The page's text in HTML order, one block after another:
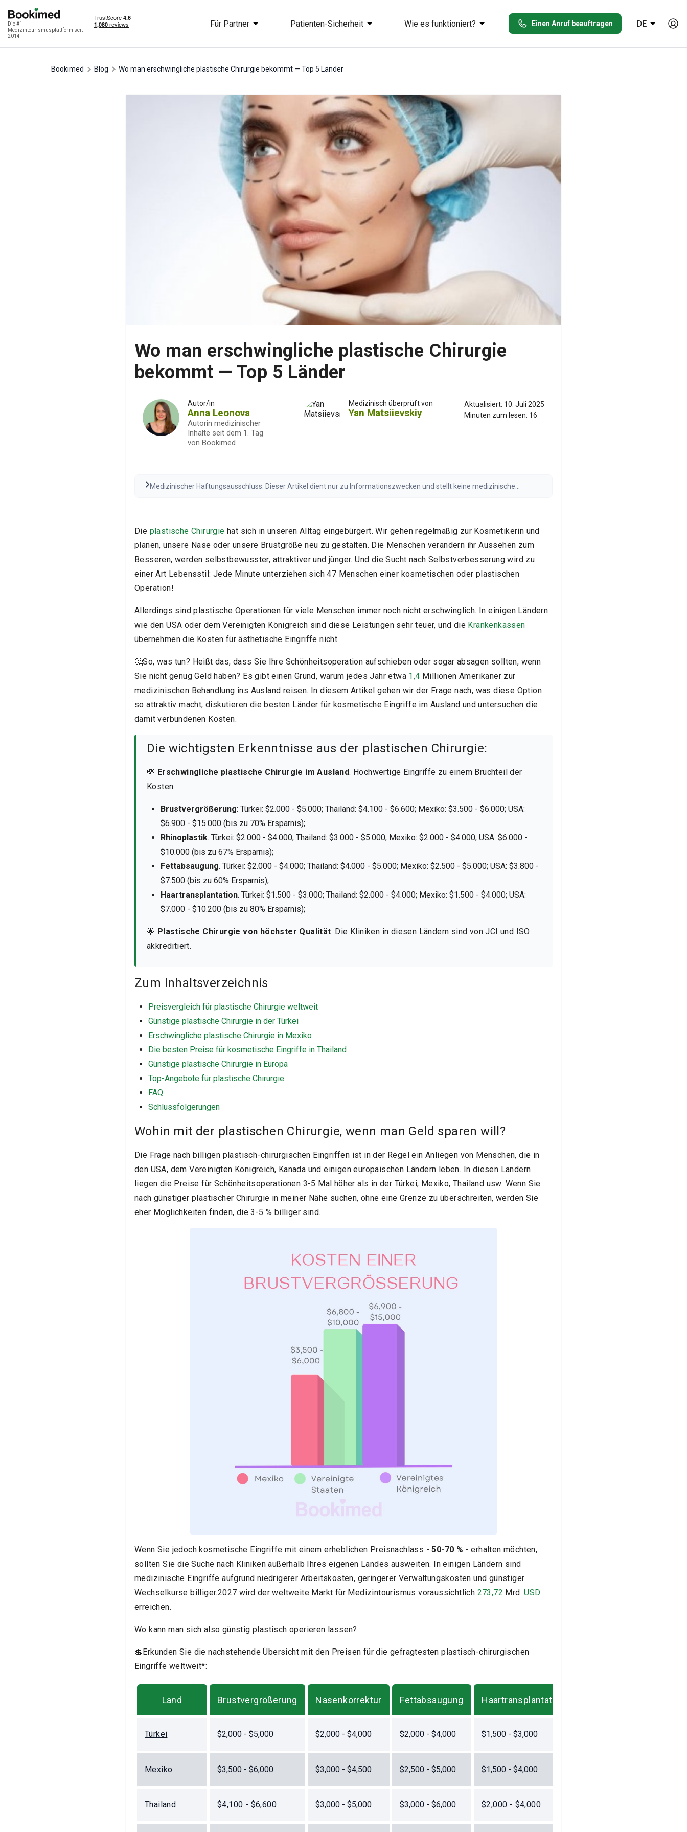
Die #1
Medizintourismusplattform seit
2014
Für Partner Patienten-Sicherheit Wie es funktioniert? Einen Anruf beauftragen DE
Bookimed Blog Wo man erschwingliche plastische Chirurgie bekommt — Top 5 Länder
Wo man erschwingliche plastische Chirurgie
bekommt — Top 5 Länder
Autor/in
Anna Leonova
Autorin medizinischer
Inhalte seit dem 1. Tag
von Bookimed
Medizinisch überprüft von
Yan Matsiievskiy
Aktualisiert: 10. Juli 2025
Minuten zum lesen: 16
Medizinischer Haftungsausschluss: Dieser Artikel dient nur zu Informationszwecken und stellt keine medizinische
Die plastische Chirurgie hat sich in unseren Alltag eingebürgert. Wir gehen regelmäßig zur Kosmetikerin und
planen, unsere Nase oder unsere Brustgröße neu zu gestalten. Die Menschen verändern ihr Aussehen zum
Besseren, werden selbstbewusster, attraktiver und jünger. Und die Sucht nach Selbstverbesserung wird zu
einer Art Lebensstil: Jede Minute unterziehen sich 47 Menschen einer kosmetischen oder plastischen
Operation!
Allerdings sind plastische Operationen für viele Menschen immer noch nicht erschwinglich. In einigen Ländern
wie den USA oder dem Vereinigten Königreich sind diese Leistungen sehr teuer, und die Krankenkassen
übernehmen die Kosten für ästhetische Eingriffe nicht.
🤔So, was tun? Heißt das, dass Sie Ihre Schönheitsoperation aufschieben oder sogar absagen sollten, wenn
Sie nicht genug Geld haben? Es gibt einen Grund, warum jedes Jahr etwa 1,4 Millionen Amerikaner zur
medizinischen Behandlung ins Ausland reisen. In diesem Artikel gehen wir der Frage nach, was diese Option
so attraktiv macht, diskutieren die besten Länder für kosmetische Eingriffe im Ausland und untersuchen die
damit verbundenen Kosten.
Die wichtigsten Erkenntnisse aus der plastischen Chirurgie:
💸 Erschwingliche plastische Chirurgie im Ausland. Hochwertige Eingriffe zu einem Bruchteil der
Kosten.
Brustvergrößerung: Türkei: $2.000 - $5.000; Thailand: $4.100 - $6.600; Mexiko: $3.500 - $6.000; USA:
$6.900 - $15.000 (bis zu 70% Ersparnis);
Rhinoplastik. Türkei: $2.000 - $4.000; Thailand: $3.000 - $5.000; Mexiko: $2.000 - $4.000; USA: $6.000 -
$10.000 (bis zu 67% Ersparnis);
Fettabsaugung. Türkei: $2.000 - $4.000; Thailand: $4.000 - $5.000; Mexiko: $2.500 - $5.000; USA: $3.800 -
$7.500 (bis zu 60% Ersparnis);
Haartransplantation. Türkei: $1.500 - $3.000; Thailand: $2.000 - $4.000; Mexiko: $1.500 - $4.000; USA:
$7.000 - $10.200 (bis zu 80% Ersparnis);
🌟 Plastische Chirurgie von höchster Qualität. Die Kliniken in diesen Ländern sind von JCI und ISO
akkreditiert.
Zum Inhaltsverzeichnis
Preisvergleich für plastische Chirurgie weltweit
Günstige plastische Chirurgie in der Türkei
Erschwingliche plastische Chirurgie in Mexiko
Die besten Preise für kosmetische Eingriffe in Thailand
Günstige plastische Chirurgie in Europa
Top-Angebote für plastische Chirurgie
FAQ
Schlussfolgerungen
Wohin mit der plastischen Chirurgie, wenn man Geld sparen will?
Die Frage nach billigen plastisch-chirurgischen Eingriffen ist in der Regel ein Anliegen von Menschen, die in
den USA, dem Vereinigten Königreich, Kanada und einigen europäischen Ländern leben. In diesen Ländern
liegen die Preise für Schönheitsoperationen 3-5 Mal höher als in der Türkei, Mexiko, Thailand usw. Wenn Sie
nach günstiger plastischer Chirurgie in meiner Nähe suchen, ohne eine Grenze zu überschreiten, werden Sie
eher Möglichkeiten finden, die 3-5 % billiger sind.
Wenn Sie jedoch kosmetische Eingriffe mit einem erheblichen Preisnachlass -50-70 % - erhalten möchten,
sollten Sie die Suche nach Kliniken außerhalb Ihres eigenen Landes ausweiten. In einigen Ländern sind
medizinische Eingriffe aufgrund niedrigerer Arbeitskosten, geringerer Verwaltungskosten und günstiger
Wechselkurse billiger.2027 wird der weltweite Markt für Medizintourismus voraussichtlich 273,72 Mrd.USD
erreichen.
Wo kann man sich also günstig plastisch operieren lassen?
💲Erkunden Sie die nachstehende Übersicht mit den Preisen für die gefragtesten plastisch-chirurgischen
Eingriffe weltweit*:
Land Brustvergrößerung Nasenkorrektur Fettabsaugung Haartransplantation
Türkei $2,000 - $5,000 $2,000 - $4,000 $2,000 - $4,000 $1,500 - $3,000
Mexiko $3,500 - $6,000 $3,000 - $4,500 $2,500 - $5,000 $1,500 - $4,000
Thailand $4,100 - $6,600 $3,000 - $5,000 $3,000 - $6,000 $2,000 - $4,000